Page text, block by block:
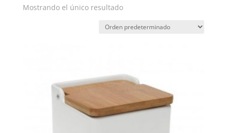
Mostrando el único resultado